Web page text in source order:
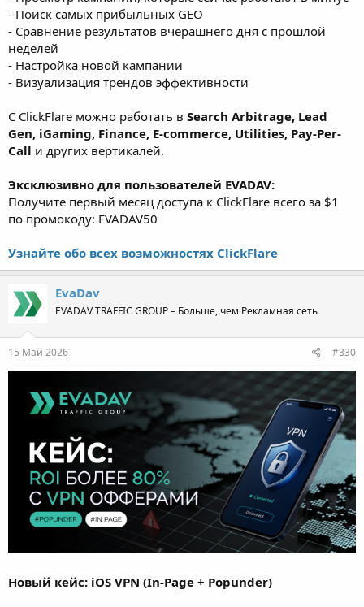
- Поиск самых прибыльных GEO
- Сравнение результатов вчерашнего дня с прошлой
неделей
- Настройка новой кампании
- Визуализация трендов эффективности
С ClickFlare можно работать в Search Arbitrage, Lead
Gen, iGaming, Finance, E-commerce, Utilities, Pay-Per-
Call и других вертикалей.
Эксклюзивно для пользователей EVADAV:
Получите первый месяц доступа к ClickFlare всего за $1
по промокоду: EVADAV50
Узнайте обо всех возможностях ClickFlare
EvaDav
EVADAV TRAFFIC GROUP – Больше, чем Рекламная сеть
15 Май 2026 #330
Новый кейс: iOS VPN (In-Page + Popunder)